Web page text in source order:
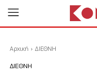
Αρχική ΔΙΕΘΝΗ
ΔΙΕΘΝΗ